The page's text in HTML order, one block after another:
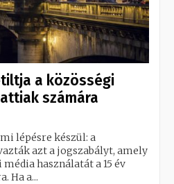
a közösségi
számára
lépésre készül: a
azt a jogszabályt, amely
használatát a 15 év
Ha a...